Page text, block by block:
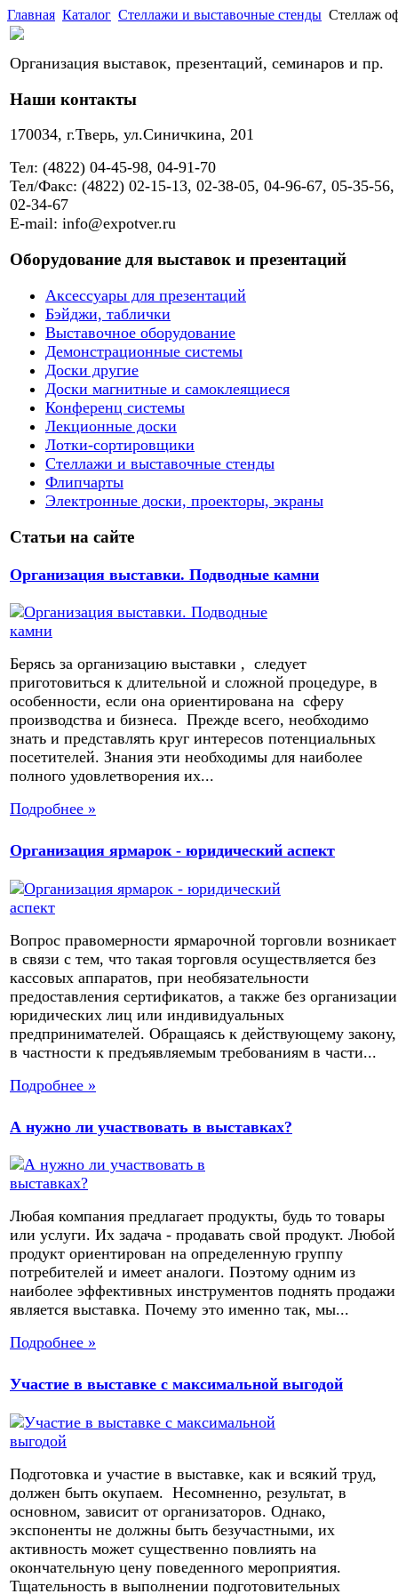
Главная Каталог Стеллажи и выставочные стенды Стеллаж
Организация выставок, презентаций, семинаров и пр.
Наши контакты
170034, г.Тверь, ул.Синичкина, 201
Тел: (4822) 04-45-98, 04-91-70
Тел/Факс: (4822) 02-15-13, 02-38-05, 04-96-67, 05-35-56,
02-34-67
E-mail: info@expotver.ru
Оборудование для выставок и презентаций
Аксессуары для презентаций
Бэйджи, таблички
Выставочное оборудование
Демонстрационные системы
Доски другие
Доски магнитные и самоклеящиеся
Конференц системы
Лекционные доски
Лотки-сортировщики
Стеллажи и выставочные стенды
Флипчарты
Электронные доски, проекторы, экраны
Статьи на сайте
Организация выставки. Подводные камни
Берясь за организацию выставки , следует
приготовиться к длительной и сложной процедуре, в
особенности, если она ориентирована на сферу
производства и бизнеса. Прежде всего, необходимо
знать и представлять круг интересов потенциальных
посетителей. Знания эти необходимы для наиболее
полного удовлетворения их...
Подробнее »
Организация ярмарок - юридический аспект
Вопрос правомерности ярмарочной торговли возникает
в связи с тем, что такая торговля осуществляется без
кассовых аппаратов, при необязательности
предоставления сертификатов, а также без организации
юридических лиц или индивидуальных
предпринимателей. Обращаясь к действующему закону,
в частности к предъявляемым требованиям в части...
Подробнее »
А нужно ли участвовать в выставках?
Любая компания предлагает продукты, будь то товары
или услуги. Их задача - продавать свой продукт. Любой
продукт ориентирован на определенную группу
потребителей и имеет аналоги. Поэтому одним из
наиболее эффективных инструментов поднять продажи
является выставка. Почему это именно так, мы...
Подробнее »
Участие в выставке с максимальной выгодой
Подготовка и участие в выставке, как и всякий труд,
должен быть окупаем. Несомненно, результат, в
основном, зависит от организаторов. Однако,
экспоненты не должны быть безучастными, их
активность может существенно повлиять на
окончательную цену поведенного мероприятия.
Тщательность в выполнении подготовительных